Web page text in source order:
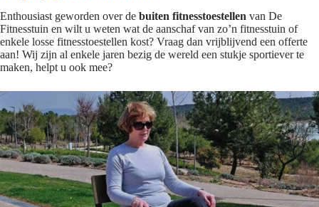
Enthousiast geworden over de buiten fitnesstoestellen van De
Fitnesstuin en wilt u weten wat de aanschaf van zo’n fitnesstuin of
enkele losse fitnesstoestellen kost? Vraag dan vrijblijvend een offerte
aan! Wij zijn al enkele jaren bezig de wereld een stukje sportiever te
maken, helpt u ook mee?